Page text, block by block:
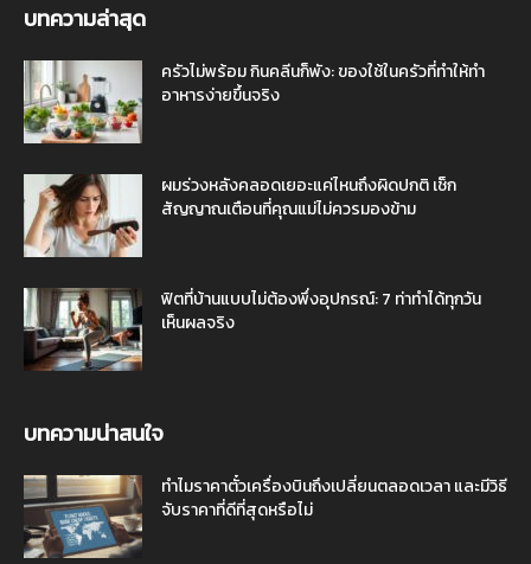
บทความล่าสุด
ครัวไม่พร้อม กินคลีนก็พัง: ของใช้ในครัวที่ทำให้ทำ
อาหารง่ายขึ้นจริง
ผมร่วงหลังคลอดเยอะแค่ไหนถึงผิดปกติ เช็ก
สัญญาณเตือนที่คุณแม่ไม่ควรมองข้าม
ฟิตที่บ้านแบบไม่ต้องพึ่งอุปกรณ์: 7 ท่าทำได้ทุกวัน
เห็นผลจริง
บทความน่าสนใจ
ทำไมราคาตั๋วเครื่องบินถึงเปลี่ยนตลอดเวลา และมีวิธี
จับราคาที่ดีที่สุดหรือไม่